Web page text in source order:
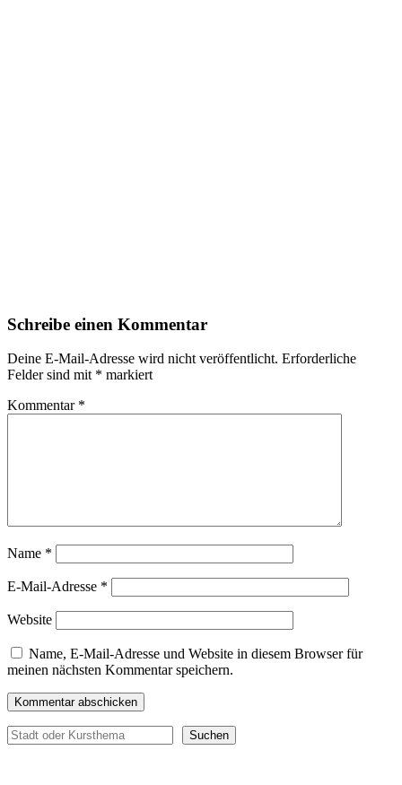
Schreibe einen Kommentar
Deine E-Mail-Adresse wird nicht veröffentlicht. Erforderliche
Felder sind mit * markiert
Kommentar *
Name *
E-Mail-Adresse *
Website
Name, E-Mail-Adresse und Website in diesem Browser für
meinen nächsten Kommentar speichern.
Suchen Suchen